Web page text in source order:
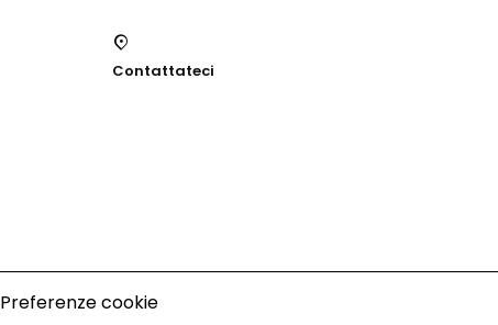
Contattateci
Preferenze cookie